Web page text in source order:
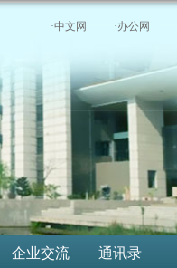
·中文网 ·办公网
企业交流 通讯录